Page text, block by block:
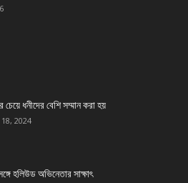
চেয়ে ধনীদের বেশি সম্মান করা হয়
2024
হলিউড অভিনেতার সাক্ষাৎ